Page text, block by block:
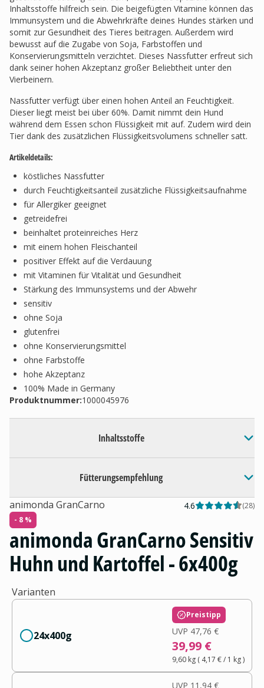
Inhaltsstoffe hilfreich sein. Die beigefügten Vitamine können das
Immunsystem und die Abwehrkräfte deines Hundes stärken und
somit zur Gesundheit des Tieres beitragen. Außerdem wird
bewusst auf die Zugabe von Soja, Farbstoffen und
Konservierungsmitteln verzichtet. Dieses Nassfutter erfreut sich
dank seiner hohen Akzeptanz großer Beliebtheit unter den
Vierbeinern.
Nassfutter verfügt über einen hohen Anteil an Feuchtigkeit.
Dieser liegt meist bei über 60%. Damit nimmt dein Hund
während dem Essen schon Flüssigkeit mit auf. Zudem wird dein
Tier dank des zusätzlichen Flüssigkeitsvolumens schneller satt.
Artikeldetails:
köstliches Nassfutter
durch Feuchtigkeitsanteil zusätzliche Flüssigkeitsaufnahme
für Allergiker geeignet
getreidefrei
beinhaltet proteinreiches Herz
mit einem hohen Fleischanteil
positiver Effekt auf die Verdauung
mit Vitaminen für Vitalität und Gesundheit
Stärkung des Immunsystems und der Abwehr
sensitiv
ohne Soja
glutenfrei
ohne Konservierungsmittel
ohne Farbstoffe
hohe Akzeptanz
100% Made in Germany
Produktnummer:1000045976
Inhaltsstoffe
Fütterungsempfehlung
animonda GranCarno 4.6 (28)
- 8 %
animonda GranCarno Sensitiv
Huhn und Kartoffel - 6x400g
Varianten
24x400g
Preistipp
UVP 47,76 €
39,99 €
9,60 kg( 4,17 €/ 1 kg)
UVP 11,94 €